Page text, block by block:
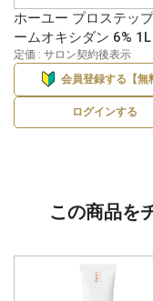
ホーユー プロステッ
ームオキシダン 6% 1L
定価 : サロン契約後表示
会員登録する【無
ログインする
この商品を